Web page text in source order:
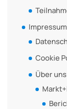
Impressum
Cookie
Über uns